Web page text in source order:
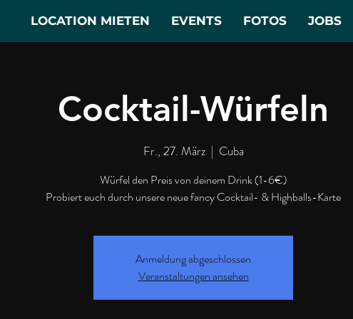
LOCATION MIETEN EVENTS FOTOS JOBS
Cocktail-Würfeln
Fr., 27. März
  |
Cuba
Würfel den Preis von deinem Drink (1-6€)
Probiert euch durch unsere neue fancy Cocktail- & Highballs-Karte
Anmeldung abgeschlossen
Veranstaltungen ansehen